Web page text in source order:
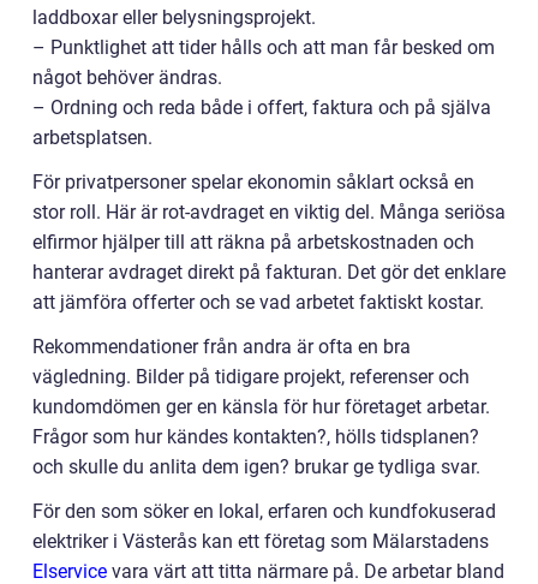
laddboxar eller belysningsprojekt.
– Punktlighet att tider hålls och att man får besked om
något behöver ändras.
– Ordning och reda både i offert, faktura och på själva
arbetsplatsen.
För privatpersoner spelar ekonomin såklart också en
stor roll. Här är rot-avdraget en viktig del. Många seriösa
elfirmor hjälper till att räkna på arbetskostnaden och
hanterar avdraget direkt på fakturan. Det gör det enklare
att jämföra offerter och se vad arbetet faktiskt kostar.
Rekommendationer från andra är ofta en bra
vägledning. Bilder på tidigare projekt, referenser och
kundomdömen ger en känsla för hur företaget arbetar.
Frågor som hur kändes kontakten?, hölls tidsplanen?
och skulle du anlita dem igen? brukar ge tydliga svar.
För den som söker en lokal, erfaren och kundfokuserad
elektriker i Västerås kan ett företag som Mälarstadens
Elservice vara värt att titta närmare på. De arbetar bland